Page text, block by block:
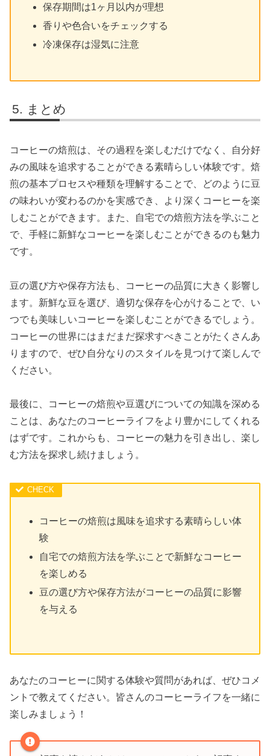
保存期間は1ヶ月以内が理想
香りや色合いをチェックする
冷凍保存は湿気に注意
まとめ
コーヒーの焙煎は、その過程を楽しむだけでなく、自分好
みの風味を追求することができる素晴らしい体験です。焙
煎の基本プロセスや種類を理解することで、どのように豆
の味わいが変わるのかを実感でき、より深くコーヒーを楽
しむことができます。また、自宅での焙煎方法を学ぶこと
で、手軽に新鮮なコーヒーを楽しむことができるのも魅力
です。
豆の選び方や保存方法も、コーヒーの品質に大きく影響し
ます。新鮮な豆を選び、適切な保存を心がけることで、い
つでも美味しいコーヒーを楽しむことができるでしょう。
コーヒーの世界にはまだまだ探求すべきことがたくさんあ
りますので、ぜひ自分なりのスタイルを見つけて楽しんで
ください。
最後に、コーヒーの焙煎や豆選びについての知識を深める
ことは、あなたのコーヒーライフをより豊かにしてくれる
はずです。これからも、コーヒーの魅力を引き出し、楽し
む方法を探求し続けましょう。
コーヒーの焙煎は風味を追求する素晴らしい体
験
自宅での焙煎方法を学ぶことで新鮮なコーヒー
を楽しめる
豆の選び方や保存方法がコーヒーの品質に影響
を与える
あなたのコーヒーに関する体験や質問があれば、ぜひコメ
ントで教えてください。皆さんのコーヒーライフを一緒に
楽しみましょう！